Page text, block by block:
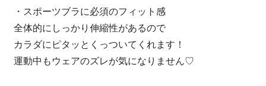
・スポーツブラに必須のフィット感
全体的にしっかり伸縮性があるので
カラダにピタッとくっついてくれます！
運動中もウェアのズレが気になりません♡